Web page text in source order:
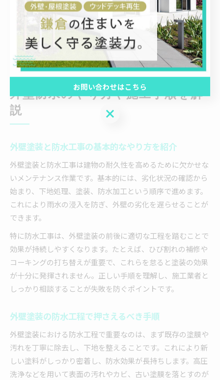
と塗装の効果を持続させ、雨漏りや構造物の劣化を未然に防
げます。適切な施工と計画的なメンテナンスは、結果的に大
きな修繕費用の節約にもつながるため、長期的な視点で考え
ることが重要です。
外壁防水のやり方や施工手順を解
説
外壁塗装と防水工事の基本的なやり方を紹介
外壁塗装と防水工事は建物の耐久性を高めるために欠かせな
いメンテナンス作業です。基本的には、劣化状況の確認から
始まり、下地処理、塗装、防水加工という順序で進めます。
これにより雨水の浸入を防ぎ、外壁の劣化を遅らせることが
できます。
特に防水工事は、外壁塗装の前後に適切な工程を踏むことで
効果が持続しやすくなります。たとえば、ひび割れの補修や
コーキングの打ち替えが重要で、これらを怠ると塗装の効果
が十分に発揮されません。正しい手順を理解し、施工業者と
しっかり相談することが失敗を防ぐポイントです。
外壁塗装の防水工程で押さえるべき手順
外壁塗装における防水工程で重要なのは、まず既存の塗膜や
汚れを丁寧に除去し、下地を整えることです。これにより新
しい塗料がしっかり密着し、防水効果が長持ちします。高圧
洗浄などを用いて表面の汚れやカビ、古い塗膜を落とすのが
お問い合わせはこちら
お問い合わせはこちら